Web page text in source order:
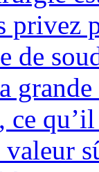
privez
de